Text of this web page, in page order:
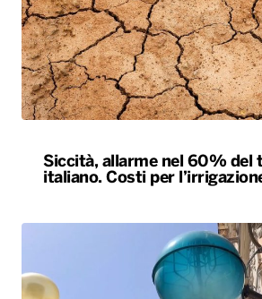
Siccità, allarme nel 60% del
italiano. Costi per